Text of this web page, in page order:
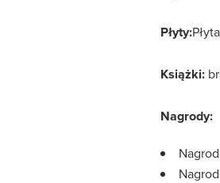
Płyty:
Książki:
Nagrody: